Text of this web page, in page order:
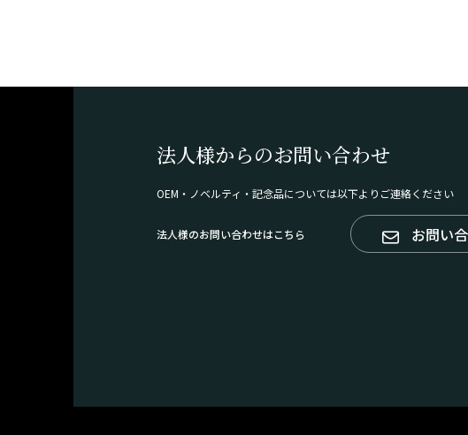
法人様からのお問い合わせ
OEM・ノベルティ・記念品については以下よりご連絡ください
法人様のお問い合わせはこちら お問い